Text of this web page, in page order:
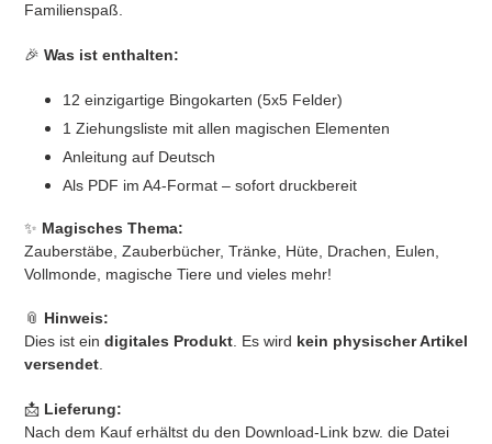
Familienspaß.
🎉 Was ist enthalten:
12 einzigartige Bingokarten (5x5 Felder)
1 Ziehungsliste mit allen magischen Elementen
Anleitung auf Deutsch
Als PDF im A4-Format – sofort druckbereit
✨ Magisches Thema:
Zauberstäbe, Zauberbücher, Tränke, Hüte, Drachen, Eulen,
Vollmonde, magische Tiere und vieles mehr!
📎 Hinweis:
Dies ist ein digitales Produkt. Es wird kein physischer Artikel
versendet.
📩 Lieferung:
Nach dem Kauf erhältst du den Download-Link bzw. die Datei